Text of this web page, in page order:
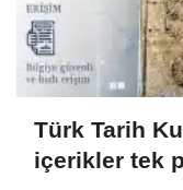
Türk Tarih
içerikler tek